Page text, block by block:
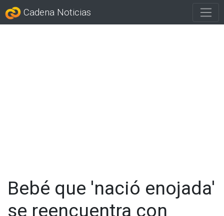
Cadena Noticias
Bebé que 'nació enojada'
se reencuentra con